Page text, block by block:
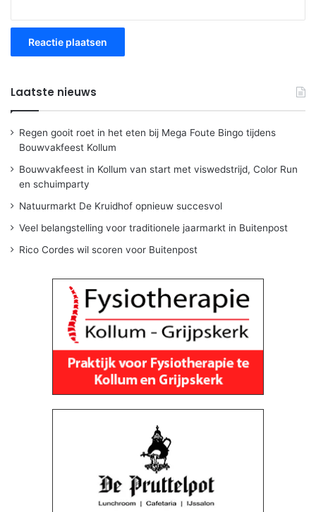
Laatste nieuws
Regen gooit roet in het eten bij Mega Foute Bingo tijdens
Bouwvakfeest Kollum
Bouwvakfeest in Kollum van start met viswedstrijd, Color Run
en schuimparty
Natuurmarkt De Kruidhof opnieuw succesvol
Veel belangstelling voor traditionele jaarmarkt in Buitenpost
Rico Cordes wil scoren voor Buitenpost